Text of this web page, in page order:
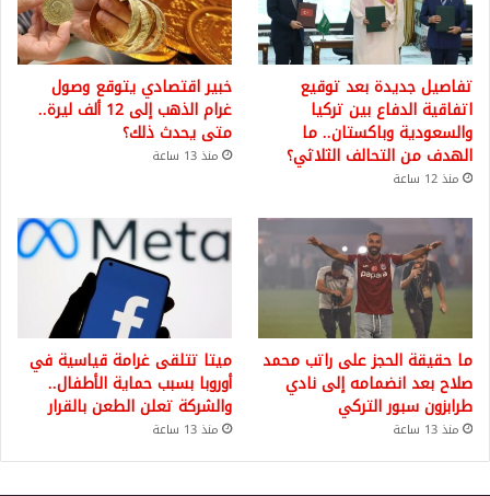
تفاصيل جديدة بعد توقيع
اتفاقية الدفاع بين تركيا
والسعودية وباكستان.. ما
الهدف من التحالف الثلاثي؟
منذ 12 ساعة
خبير اقتصادي يتوقع وصول
غرام الذهب إلى 12 ألف ليرة..
متى يحدث ذلك؟
منذ 13 ساعة
ما حقيقة الحجز على راتب محمد
صلاح بعد انضمامه إلى نادي
طرابزون سبور التركي
منذ 13 ساعة
ميتا تتلقى غرامة قياسية في
أوروبا بسبب حماية الأطفال..
والشركة تعلن الطعن بالقرار
منذ 13 ساعة